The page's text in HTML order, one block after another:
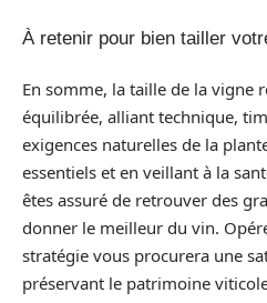
À retenir pour bien tailler
En somme, la taille de la vigne
équilibrée, alliant technique,
exigences naturelles de la
essentiels et en veillant à la
êtes assuré de retrouver des
donner le meilleur du vin.
stratégie vous procurera une
préservant le patrimoine